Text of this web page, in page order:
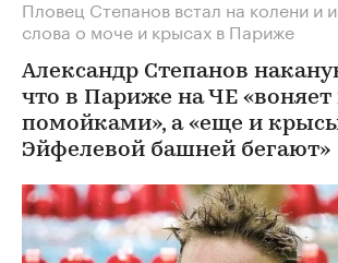
Пловец Степанов встал на колени и
слова о моче и крысах в Париже
Александр Степанов
что в Париже на ЧЕ
помойками», а «еще и
Эйфелевой башней бегают»